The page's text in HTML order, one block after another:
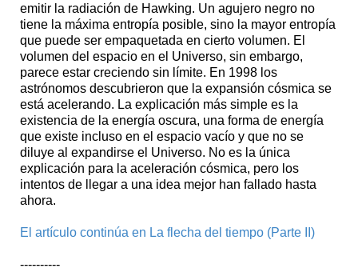
emitir la radiación de Hawking. Un agujero negro no
tiene la máxima entropía posible, sino la mayor entropía
que puede ser empaquetada en cierto volumen. El
volumen del espacio en el Universo, sin embargo,
parece estar creciendo sin límite. En 1998 los
astrónomos descubrieron que la expansión cósmica se
está acelerando. La explicación más simple es la
existencia de la energía oscura, una forma de energía
que existe incluso en el espacio vacío y que no se
diluye al expandirse el Universo. No es la única
explicación para la aceleración cósmica, pero los
intentos de llegar a una idea mejor han fallado hasta
ahora.
El artículo continúa en La flecha del tiempo (Parte II)
----------